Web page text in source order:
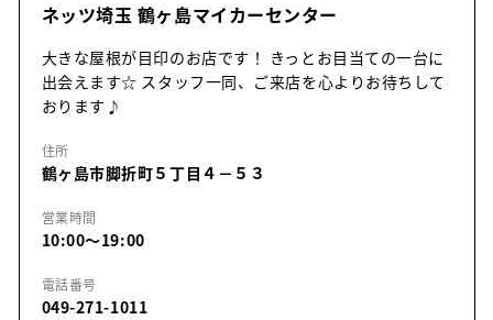
ネッツ埼玉 鶴ヶ島マイカーセンター
大きな屋根が目印のお店です！ きっとお目当ての一台に
出会えます☆ スタッフ一同、ご来店を心よりお待ちして
おります♪
住所
鶴ヶ島市脚折町５丁目４－５３
営業時間
10:00～19:00
電話番号
049-271-1011